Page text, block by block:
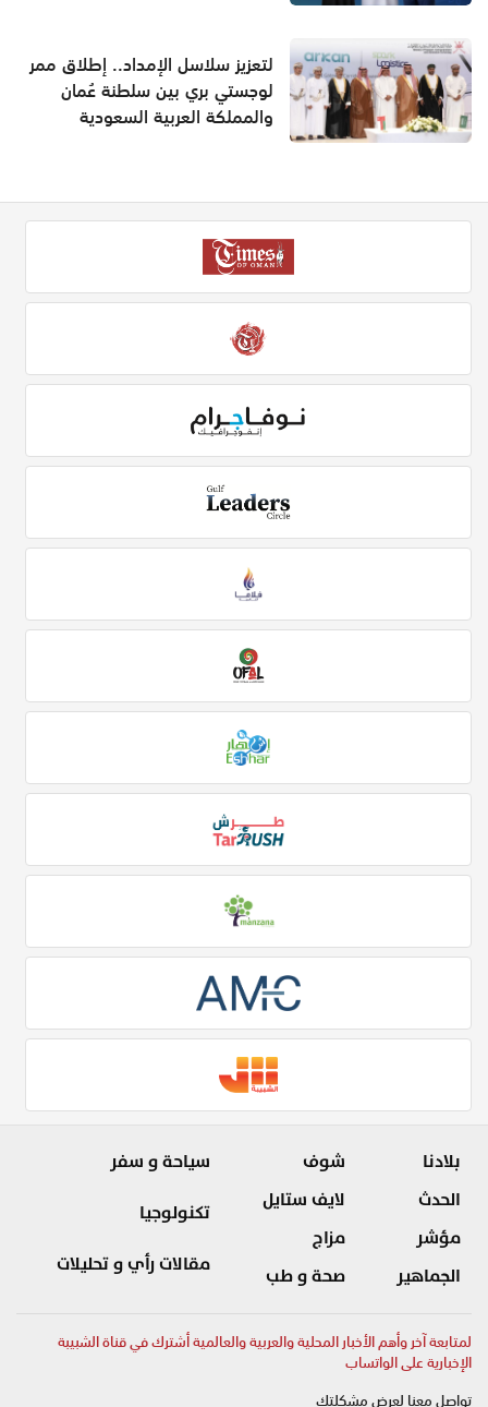
لتعزيز سلاسل الإمداد.. إطلاق ممر
لوجستي بري بين سلطنة عُمان
والمملكة العربية السعودية
بلادنا
الحدث
مؤشر
الجماهير
شوف
لايف ستايل
مزاج
صحة و طب
سياحة و سفر
تكنولوجيا
مقالات رأي و تحليلات
لمتابعة آخر وأهم الأخبار المحلية والعربية والعالمية أشترك في قناة الشبيبة
الإخبارية على الواتساب